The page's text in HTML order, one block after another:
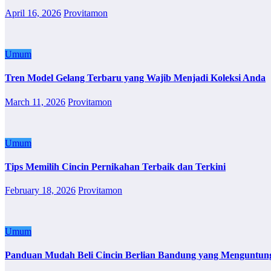
April 16, 2026 Provitamon
Umum
Tren Model Gelang Terbaru yang Wajib Menjadi Koleksi Anda
March 11, 2026 Provitamon
Umum
Tips Memilih Cincin Pernikahan Terbaik dan Terkini
February 18, 2026 Provitamon
Umum
Panduan Mudah Beli Cincin Berlian Bandung yang